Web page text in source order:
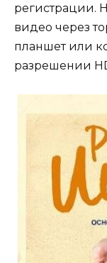
регистрации.
видео через
планшет или
разрешении